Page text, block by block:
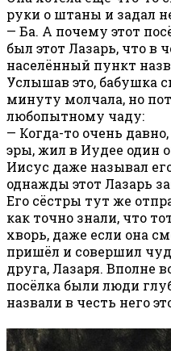
руки о штаны и задал
— Ба. А почему этот
был этот Лазарь, что в
населённый пункт
Услышав это, бабушка
минуту молчала, но
любопытному чаду:
— Когда-то очень
эры, жил в Иудее один
Иисус даже называл
однажды этот Лазарь
Его сёстры тут же
как точно знали, что
хворь, даже если она
пришёл и совершил
друга, Лазаря. Вполне
посёлка были люди
назвали в честь него